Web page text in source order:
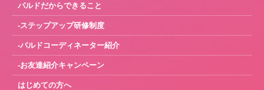
パルドだからできること
-ステップアップ研修制度
-パルドコーディネーター紹介
-お友達紹介キャンペーン
はじめての方へ